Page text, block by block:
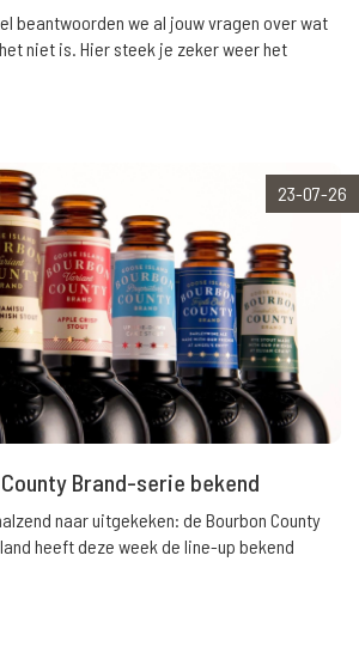
beantwoorden we al jouw vragen over wat
niet is. Hier steek je zeker weer het
23-07-26
Brand-serie bekend
naar uitgekeken: de Bourbon County
heeft deze week de line-up bekend